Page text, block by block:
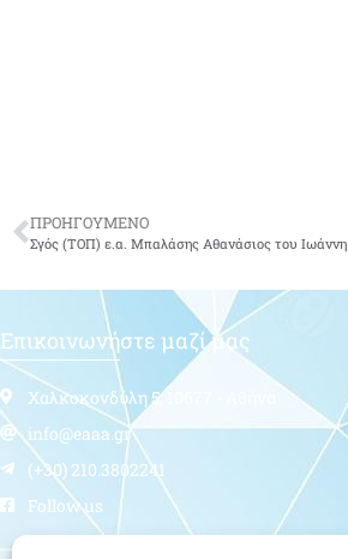
ΠΡΟΗΓΟΥΜΕΝΟ
Σγός (ΤΟΠ) ε.α. Μπαλάσης Αθανάσιος του Ιωάννη
Επικοινωνήστε μαζί μας
Χαλκοκονδύλη 5, 10677 - Αθήνα
info@eaaa.gr
(+30) 210.3802241
Follow us